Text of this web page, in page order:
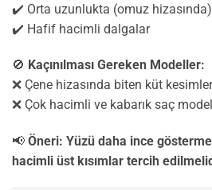
✔️ Orta uzunlukta (omuz
✔️ Hafif hacimli dalgalar
🚫 Kaçınılması Gereken Modeller:
❌ Çene hizasında biten küt kesimler
❌ Çok hacimli ve kabarık saç
📢 Öneri: Yüzü daha ince
hacimli üst kısımlar tercih